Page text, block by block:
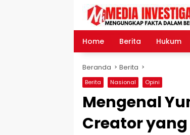
Home Berita Hukum
Beranda Berita
Berita Nasional Opini
Mengenal
Creator